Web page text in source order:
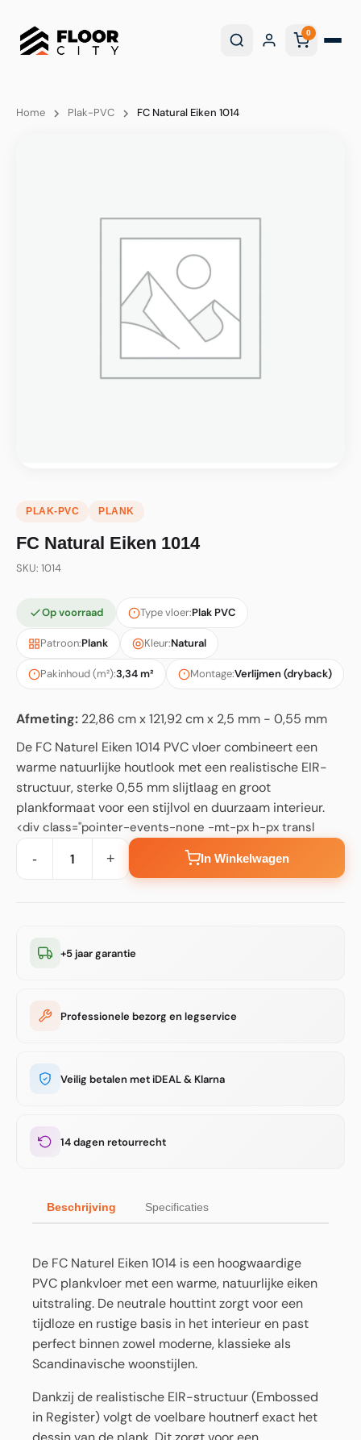
0
Home Plak-PVC FC Natural Eiken 1014
PLAK-PVC PLANK
FC Natural Eiken 1014
SKU: 1014
Op voorraad Type vloer:Plak PVC
Patroon:Plank Kleur:Natural
Pakinhoud (m²):3,34 m² Montage:Verlijmen (dryback)
Afmeting: 22,86 cm x 121,92 cm x 2,5 mm - 0,55 mm
De FC Naturel Eiken 1014 PVC vloer combineert een
warme natuurlijke houtlook met een realistische EIR-
structuur, sterke 0,55 mm slijtlaag en groot
plankformaat voor een stijlvol en duurzaam interieur.
<div class="pointer-events-none -mt-px h-px transl
-
+ In Winkelwagen
+5 jaar garantie
Professionele bezorg en legservice
Veilig betalen met iDEAL & Klarna
14 dagen retourrecht
Beschrijving Specificaties
De FC Naturel Eiken 1014 is een hoogwaardige
PVC plankvloer met een warme, natuurlijke eiken
uitstraling. De neutrale houttint zorgt voor een
tijdloze en rustige basis in het interieur en past
perfect binnen zowel moderne, klassieke als
Scandinavische woonstijlen.
Dankzij de realistische EIR-structuur (Embossed
in Register) volgt de voelbare houtnerf exact het